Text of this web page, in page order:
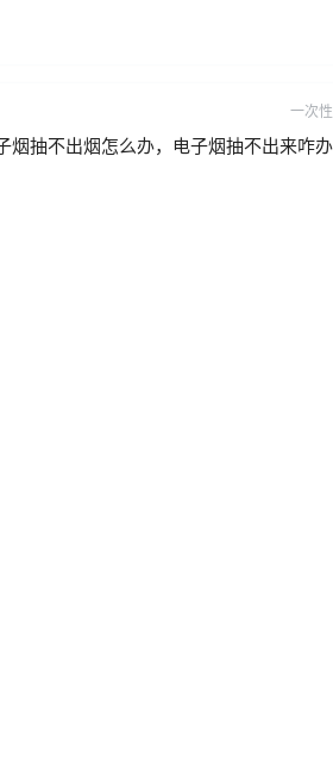
一次性
烟抽不出烟怎么办，电子烟抽不出来咋办